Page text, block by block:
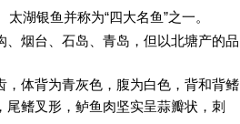
湖银鱼并称为“四大名鱼”之一。
烟台、石岛、青岛，但以北塘产的品
体背为青灰色，腹为白色，背和背鳍
鳍叉形，鲈鱼肉坚实呈蒜瓣状，刺